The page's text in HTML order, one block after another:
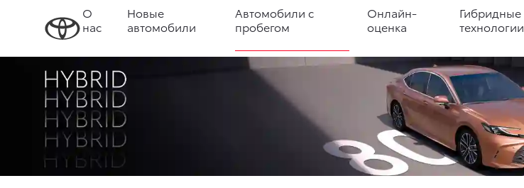
О
нас
Новые
автомобили
Автомобили с
пробегом
Онлайн-
оценка
Гибридные
технологии